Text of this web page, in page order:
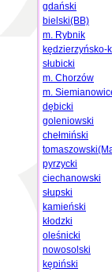
gdański
bielski(BB)
m. Rybnik
kędzierzyńsko-
słubicki
m. Chorzów
m.
dębicki
goleniowski
chełmiński
pyrzycki
ciechanowski
słupski
kamieński
kłodzki
oleśnicki
nowosolski
kępiński